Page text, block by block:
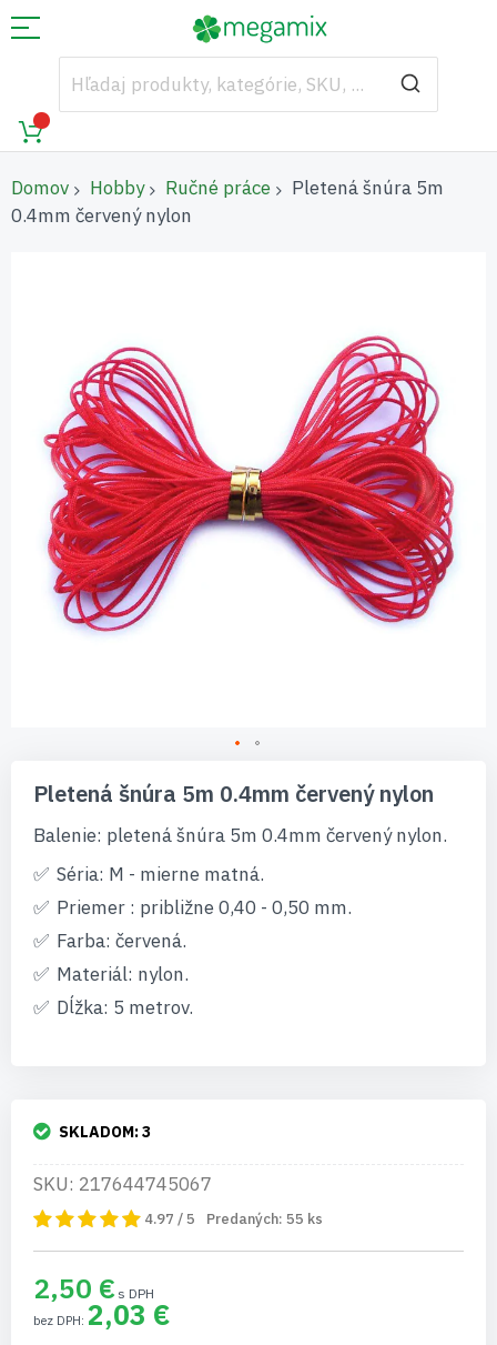
Domov Hobby Ručné práce
Pletená šnúra 5m
0.4mm červený nylon
začiatok
galérie
obrázkov
Pletená šnúra 5m 0.4mm červený nylon
Balenie: pletená šnúra 5m 0.4mm červený nylon.
Séria: M - mierne matná.
Priemer : približne 0,40 - 0,50 mm.
Farba: červená.
Materiál: nylon.
Dĺžka: 5 metrov.
SKLADOM:3
SKU: 217644745067
4.97 / 5 Predaných: 55 ks
2,50 €
2,03 €